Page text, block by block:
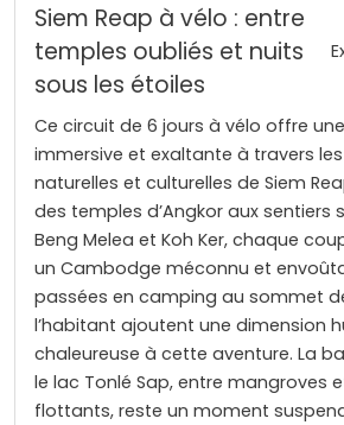
Siem Reap à vélo : entre
temples oubliés et nuits
sous les étoiles
Ce circuit de 6 jours à vélo offre
immersive et exaltante à travers
naturelles et culturelles de Siem
des temples d’Angkor aux sentiers
Beng Melea et Koh Ker, chaque
un Cambodge méconnu et
passées en camping au sommet
l’habitant ajoutent une dimension
chaleureuse à cette aventure. La
le lac Tonlé Sap, entre mangroves
flottants, reste un moment